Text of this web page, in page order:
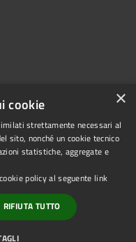
© 2026 • Comune di
Carugo • Powered by
Municipium•Accesso
redazione
×
cookie
strettamente necessari al
sito, nonché un cookie tecnico
statistiche, aggregate e
policy al seguente link
RIFIUTA TUTTO